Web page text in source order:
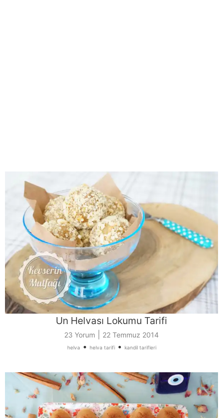
Un Helvası Lokumu Tarifi
23 Yorum 22 Temmuz 2014
helva • helva tarifi• kandil tarifleri